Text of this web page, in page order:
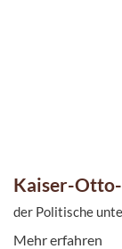
Kaiser-
der Politische
Mehr erfahren